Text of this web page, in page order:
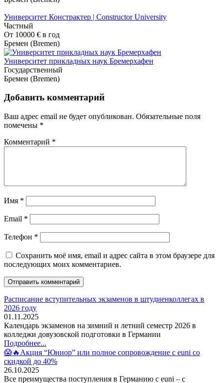
Университет Констрактер | Constructor University
Частный
От 10000 € в год
Бремен (Bremen)
Университет прикладных наук Бремерхафен
Государственный
Бремен (Bremen)
Добавить комментарий
Ваш адрес email не будет опубликован. Обязательные поля
помечены *
Комментарий *
Имя *
Email *
Телефон *
Сохранить моё имя, email и адрес сайта в этом браузере для
последующих моих комментариев.
Расписание вступительных экзаменов в штудиенколлегах в
2026 году
01.11.2025
Календарь экзаменов на зимний и летний семестр 2026 в
колледжи довузовской подготовки в Германии
Подробнее...
😱🔥Акция “Юниор” или полное сопровождение с euni со
скидкой до 40%
26.10.2025
Все преимущества поступления в Германию с euni – с